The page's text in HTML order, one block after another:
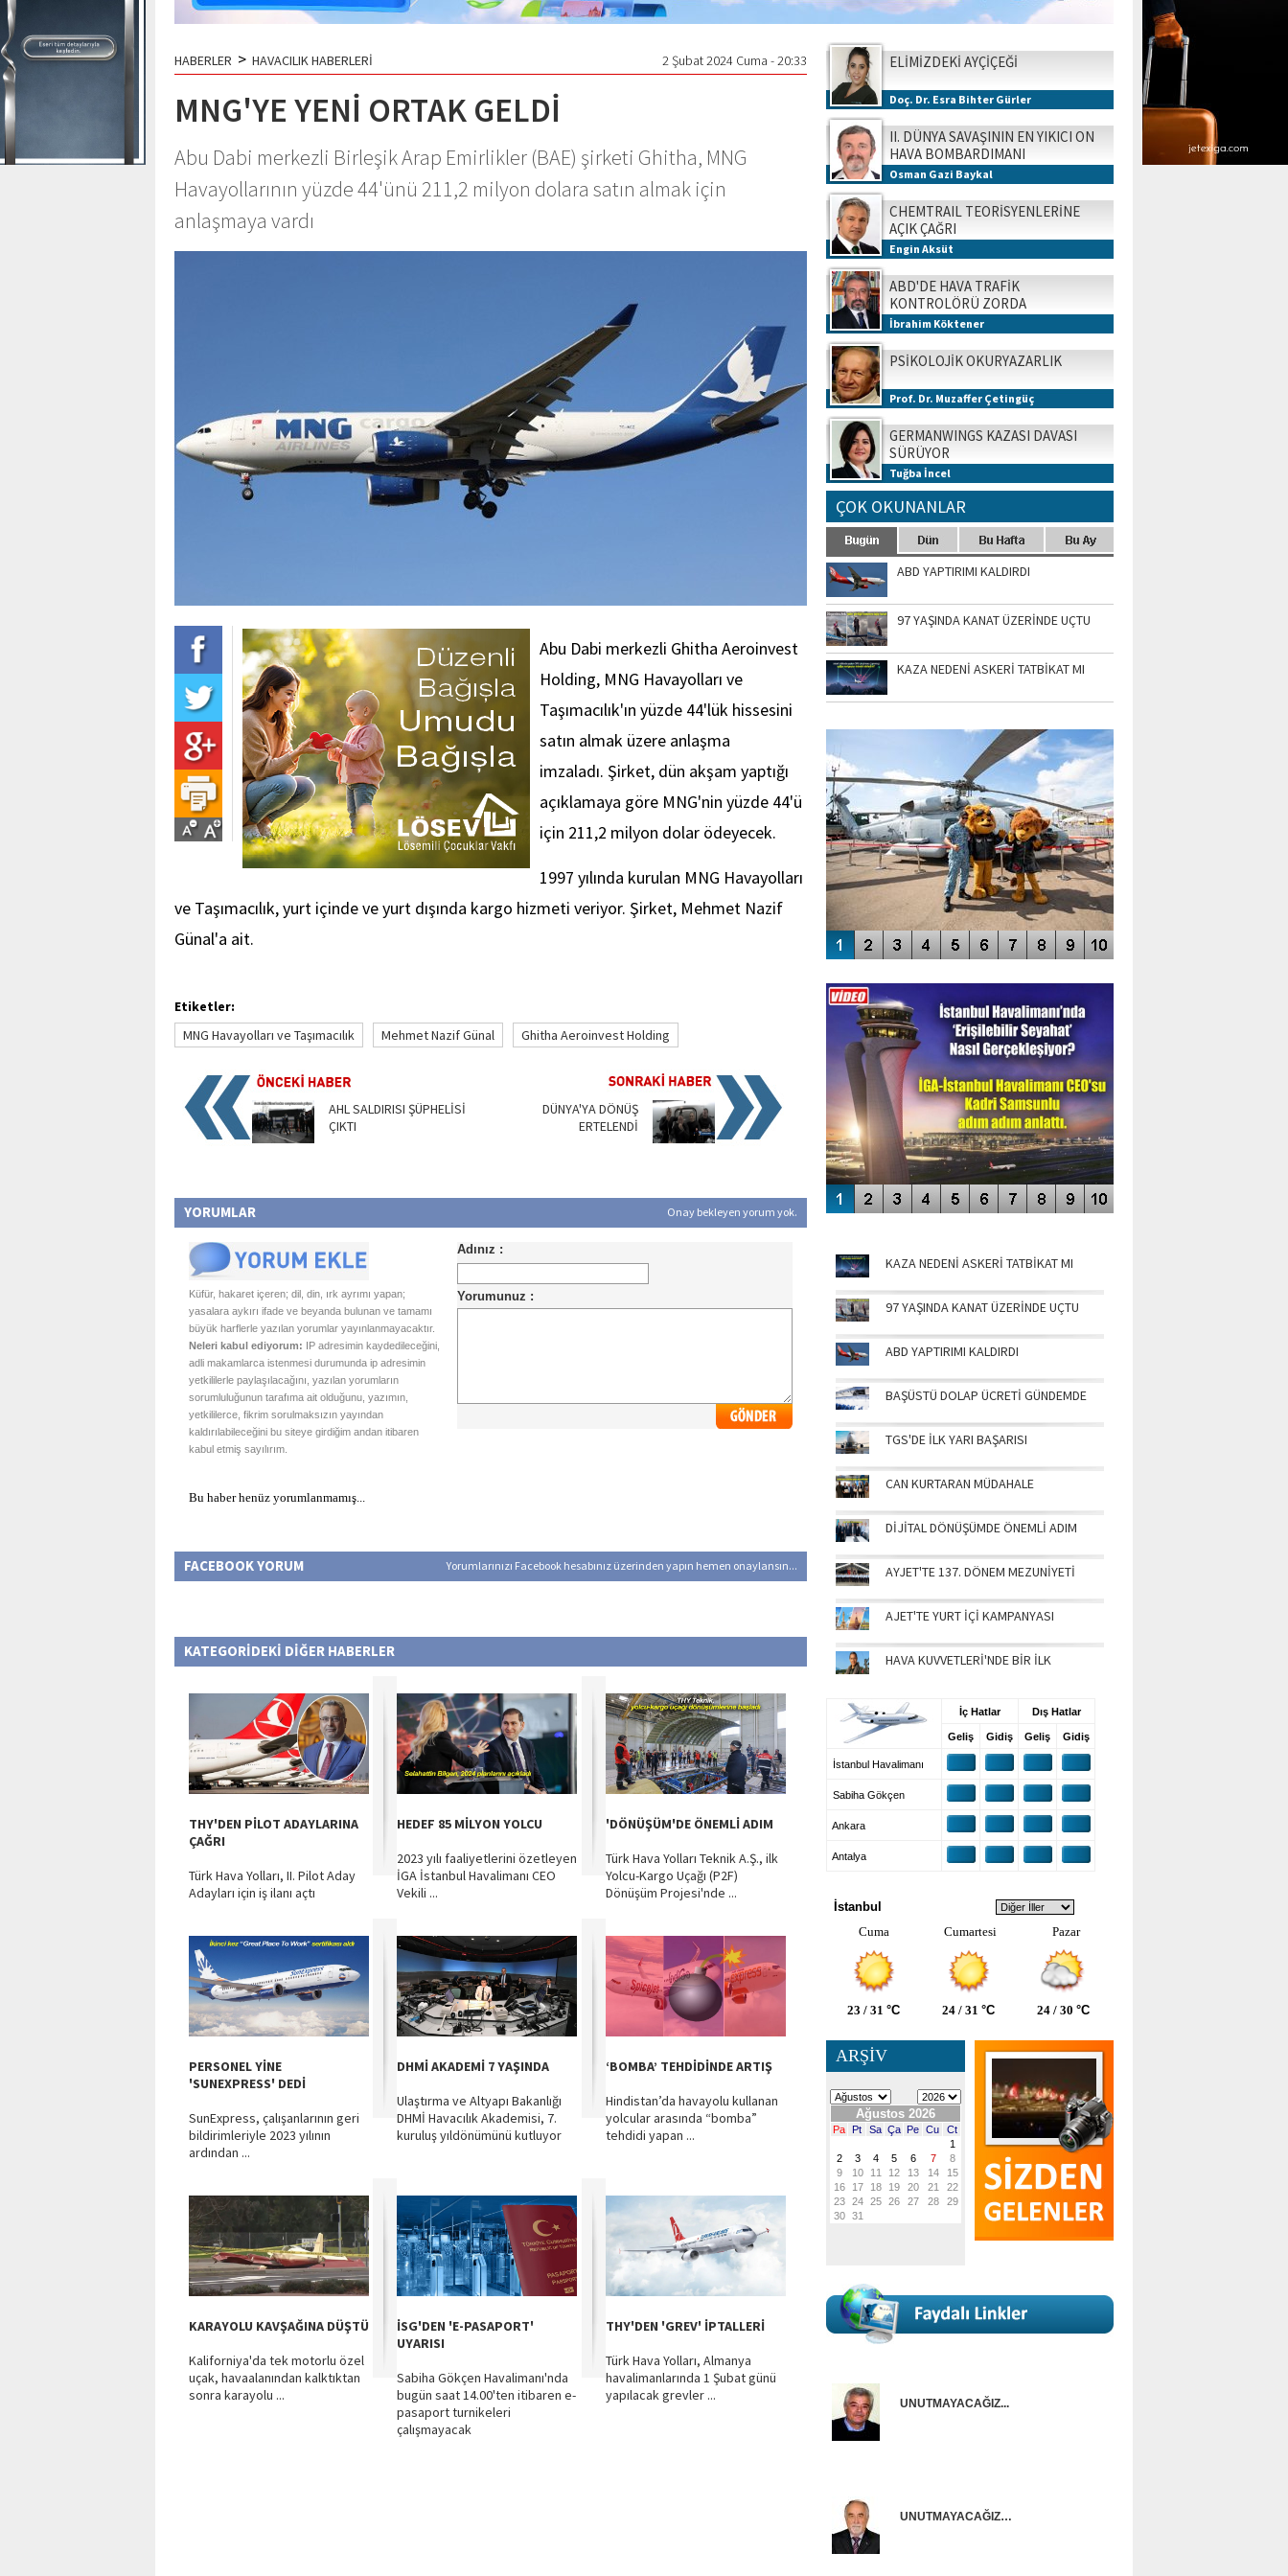
HABERLER > HAVACILIK HABERLERİ 2 Şubat 2024 Cuma - 20:33
MNG'YE YENİ ORTAK GELDİ
Abu Dabi merkezli Birleşik Arap Emirlikler (BAE) şirketi Ghitha, MNG
Havayollarının yüzde 44'ünü 211,2 milyon dolara satın almak için
anlaşmaya vardı
Abu Dabi merkezli Ghitha Aeroinvest
Holding, MNG Havayolları ve
Taşımacılık'ın yüzde 44'lük hissesini
satın almak üzere anlaşma
imzaladı. Şirket, dün akşam yaptığı
açıklamaya göre MNG'nin yüzde 44'ü
için 211,2 milyon dolar ödeyecek.
1997 yılında kurulan MNG Havayolları
ve Taşımacılık, yurt içinde ve yurt dışında kargo hizmeti veriyor. Şirket, Mehmet Nazif
Günal'a ait.
Etiketler:
MNG Havayolları ve Taşımacılık
Mehmet Nazif Günal Ghitha Aeroinvest Holding
AHL SALDIRISI ŞÜPHELİSİ
ÇIKTI
DÜNYA'YA DÖNÜŞ
ERTELENDİ
YORUMLAR Onay bekleyen yorum yok.
Küfür, hakaret içeren; dil, din, ırk ayrımı yapan;
yasalara aykırı ifade ve beyanda bulunan ve tamamı
büyük harflerle yazılan yorumlar yayınlanmayacaktır.
Neleri kabul ediyorum: IP adresimin kaydedileceğini,
adli makamlarca istenmesi durumunda ip adresimin
yetkililerle paylaşılacağını, yazılan yorumların
sorumluluğunun tarafıma ait olduğunu, yazımın,
yetkililerce, fikrim sorulmaksızın yayından
kaldırılabileceğini bu siteye girdiğim andan itibaren
kabul etmiş sayılırım.
Bu haber henüz yorumlanmamış...
FACEBOOK YORUM Yorumlarınızı Facebook hesabınız üzerinden yapın hemen onaylansın...
KATEGORİDEKİ DİĞER HABERLER
THY'DEN PİLOT ADAYLARINA
ÇAĞRI
Türk Hava Yolları, II. Pilot Aday
Adayları için iş ilanı açtı
HEDEF 85 MİLYON YOLCU
2023 yılı faaliyetlerini özetleyen
İGA İstanbul Havalimanı CEO
Vekili ...
'DÖNÜŞÜM'DE ÖNEMLİ ADIM
Türk Hava Yolları Teknik A.Ş., ilk
Yolcu-Kargo Uçağı (P2F)
Dönüşüm Projesi'nde ...
PERSONEL YİNE
'SUNEXPRESS' DEDİ
SunExpress, çalışanlarının geri
bildirimleriyle 2023 yılının
ardından ...
DHMİ AKADEMİ 7 YAŞINDA
Ulaştırma ve Altyapı Bakanlığı
DHMİ Havacılık Akademisi, 7.
kuruluş yıldönümünü kutluyor
‘BOMBA’ TEHDİDİNDE ARTIŞ
Hindistan’da havayolu kullanan
yolcular arasında “bomba”
tehdidi yapan ...
KARAYOLU KAVŞAĞINA DÜŞTÜ
Kaliforniya'da tek motorlu özel
uçak, havaalanından kalktıktan
sonra karayolu ...
İSG'DEN 'E-PASAPORT'
UYARISI
Sabiha Gökçen Havalimanı'nda
bugün saat 14.00'ten itibaren e-
pasaport turnikeleri
çalışmayacak
THY'DEN 'GREV' İPTALLERİ
Türk Hava Yolları, Almanya
havalimanlarında 1 Şubat günü
yapılacak grevler ...
ELİMİZDEKİ AYÇİÇEĞİ
Doç. Dr. Esra Bihter Gürler
II. DÜNYA SAVAŞININ EN YIKICI ON
HAVA BOMBARDIMANI
Osman Gazi Baykal
CHEMTRAIL TEORİSYENLERİNE
AÇIK ÇAĞRI
Engin Aksüt
ABD'DE HAVA TRAFİK
KONTROLÖRÜ ZORDA
İbrahim Köktener
PSİKOLOJİK OKURYAZARLIK
Prof. Dr. Muzaffer Çetingüç
GERMANWINGS KAZASI DAVASI
SÜRÜYOR
Tuğba İncel
ÇOK OKUNANLAR
ABD YAPTIRIMI KALDIRDI
97 YAŞINDA KANAT ÜZERİNDE UÇTU
KAZA NEDENİ ASKERİ TATBİKAT MI
SİNGAPUR AIRSHOW-2020
ENGELLERİN AŞILDIĞI HAVALİMANI
KAZA NEDENİ ASKERİ TATBİKAT MI
97 YAŞINDA KANAT ÜZERİNDE UÇTU
ABD YAPTIRIMI KALDIRDI
BAŞÜSTÜ DOLAP ÜCRETİ GÜNDEMDE
TGS'DE İLK YARI BAŞARISI
CAN KURTARAN MÜDAHALE
DİJİTAL DÖNÜŞÜMDE ÖNEMLİ ADIM
AYJET'TE 137. DÖNEM MEZUNİYETİ
AJET'TE YURT İÇİ KAMPANYASI
HAVA KUVVETLERİ'NDE BİR İLK
İç Hatlar Dış Hatlar
Geliş Gidiş Geliş Gidiş
İstanbul Havalimanı
Sabiha Gökçen
Ankara
Antalya
İstanbul
Cuma
Cumartesi Pazar
23 / 31 °C 24 / 31 °C 24 / 30 °C
ARŞİV
UNUTMAYACAĞIZ...
UNUTMAYACAĞIZ…